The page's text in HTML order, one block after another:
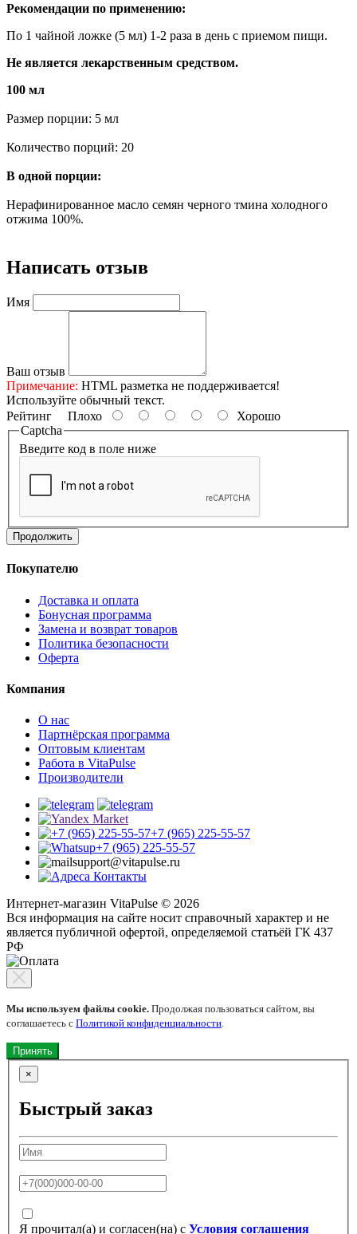
Рекомендации по применению:
По 1 чайной ложке (5 мл) 1-2 раза в день с приемом пищи.
Не является лекарственным средством.
100 мл
Размер порции: 5 мл
Количество порций: 20
В одной порции:
Нерафинированное масло семян черного тмина холодного
отжима 100%.
Написать отзыв
Имя
Ваш отзыв
Примечание: HTML разметка не поддерживается!
Используйте обычный текст.
Рейтинг Плохо
Хорошо
Captcha
Введите код в поле ниже
Продолжить
Покупателю
Доставка и оплата
Бонусная программа
Замена и возврат товаров
Политика безопасности
Оферта
Компания
О нас
Партнёрская программа
Оптовым клиентам
Работа в VitaPulse
Производители
+7 (965) 225-55-57
+7 (965) 225-55-57
support@vitapulse.ru
Контакты
Интернет-магазин VitaPulse © 2026
Вся информация на сайте носит справочный характер и не
является публичной офертой, определяемой статьёй ГК 437
РФ
Мы используем файлы cookie. Продолжая пользоваться сайтом, вы
соглашаетесь с Политикой конфиденциальности.
Принять
×
Быстрый заказ
Я прочитал(а) и согласен(на) с Условия соглашения